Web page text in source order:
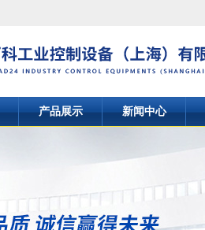
产品展示 新闻中心